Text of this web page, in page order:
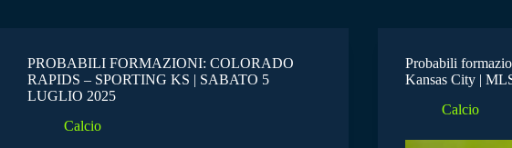
PROBABILI FORMAZIONI: COLORADO
RAPIDS – SPORTING KS | SABATO 5
LUGLIO 2025
Calcio
Probabili
Kansas City |
Calcio